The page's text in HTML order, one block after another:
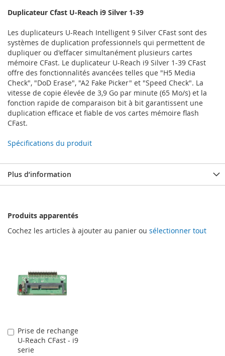
Duplicateur Cfast U-Reach i9 Silver 1-39
Les duplicateurs U-Reach Intelligent 9 Silver CFast sont des
systèmes de duplication professionnels qui permettent de
dupliquer ou d'effacer simultanément plusieurs cartes
mémoire CFast. Le duplicateur U-Reach i9 Silver 1-39 CFast
offre des fonctionnalités avancées telles que "H5 Media
Check", "DoD Erase", "A2 Fake Picker" et "Speed Check". La
vitesse de copie élevée de 3,9 Go par minute (65 Mo/s) et la
fonction rapide de comparaison bit à bit garantissent une
duplication efficace et fiable de vos cartes mémoire flash
CFast.
Spécifications du produit
Plus d’information
Produits apparentés
Cochez les articles à ajouter au panier ou sélectionner tout
Prise de rechange
U-Reach CFast - i9
serie
Ajouter
au
panier